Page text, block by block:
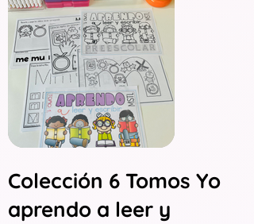
Colección 6 Tomos Yo
aprendo a leer y